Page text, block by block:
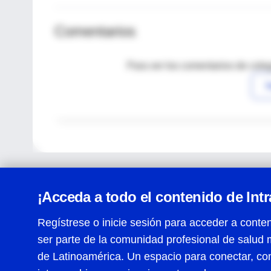
Comentarios
Para ver los comentarios de
¡Acceda a todo el contenido de
Regístrese o inicie sesión para acceder a
ser parte de la comunidad profesional de salud
de Latinoamérica. Un espacio para conectar,
Centro de Ayuda